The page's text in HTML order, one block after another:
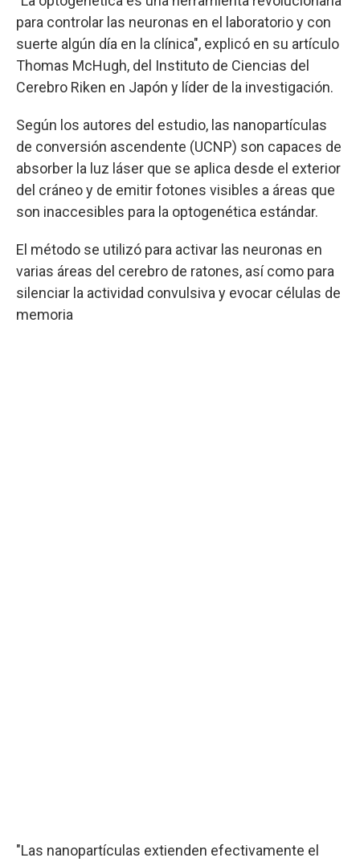
para controlar las neuronas en el laboratorio y con
suerte algún día en la clínica", explicó en su artículo
Thomas McHugh, del Instituto de Ciencias del
Cerebro Riken en Japón y líder de la investigación.
Según los autores del estudio, las nanopartículas
de conversión ascendente (UCNP) son capaces de
absorber la luz láser que se aplica desde el exterior
del cráneo y de emitir fotones visibles a áreas que
son inaccesibles para la optogenética estándar.
El método se utilizó para activar las neuronas en
varias áreas del cerebro de ratones, así como para
silenciar la actividad convulsiva y evocar células de
memoria
"Las nanopartículas extienden efectivamente el